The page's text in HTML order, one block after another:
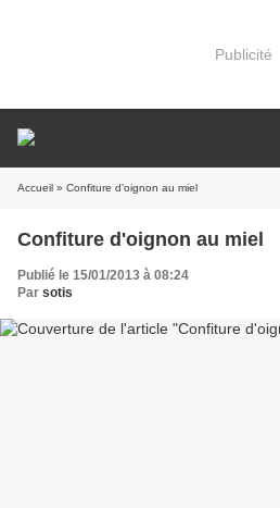
Publicité
Accueil » Confiture d'oignon au miel
Confiture d'oignon au miel
Publié le 15/01/2013 à 08:24
Par sotis